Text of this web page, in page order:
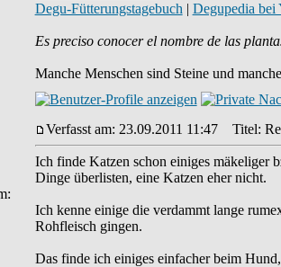
Degu-Fütterungstagebuch | Degupedia bei
Es preciso conocer el nombre de las
Manche Menschen sind Steine und
Verfasst am: 23.09.2011 11:47 Titel:
Ich finde Katzen schon einiges mäkeliger
Dinge überlisten, eine Katzen eher nicht.
Ich kenne einige die verdammt lange
Rohfleisch gingen.
Das finde ich einiges einfacher beim